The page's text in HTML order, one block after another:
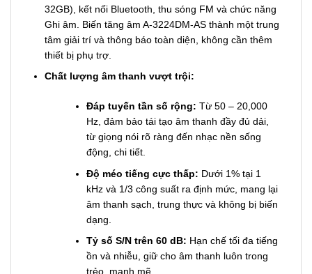
32GB), kết nối Bluetooth, thu sóng FM và chức năng
Ghi âm. Biến tăng âm A-3224DM-AS thành một trung
tâm giải trí và thông báo toàn diện, không cần thêm
thiết bị phụ trợ.
Chất lượng âm thanh vượt trội:
Đáp tuyến tần số rộng: Từ 50 – 20,000
Hz, đảm bảo tái tạo âm thanh đầy đủ dải,
từ giọng nói rõ ràng đến nhạc nền sống
động, chi tiết.
Độ méo tiếng cực thấp: Dưới 1% tại 1
kHz và 1/3 công suất ra định mức, mang lại
âm thanh sạch, trung thực và không bị biến
dạng.
Tỷ số S/N trên 60 dB: Hạn chế tối đa tiếng
ồn và nhiễu, giữ cho âm thanh luôn trong
trẻo, mạnh mẽ.